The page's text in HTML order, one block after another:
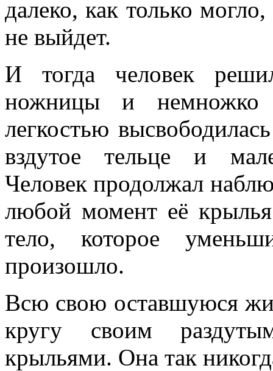
далеко, как только
не выйдет.
И тогда человек
ножницы и немножко
легкостью
вздутое тельце и
Человек продолжал
любой момент её
тело, которое
произошло.
Всю свою оставшуюся
кругу своим
крыльями. Она так